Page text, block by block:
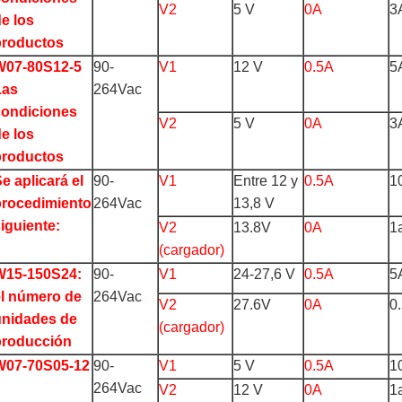
los
V2 5 V 0A
80S12-5
los
90-
264Vac
V1 12 V 0.5A
V2 5 V 0A
aplicará el
90-
264Vac
V1
Entre 12 y
13,8 V
0.5A
V2
(cargador)
13.8V 0A
150S24:
número de
de
90-
264Vac
V1 24-27,6 V 0.5A
V2
(cargador)
27.6V 0A
70S05-12 90-
264Vac
V1 5 V 0.5A
V2
12 V 0A